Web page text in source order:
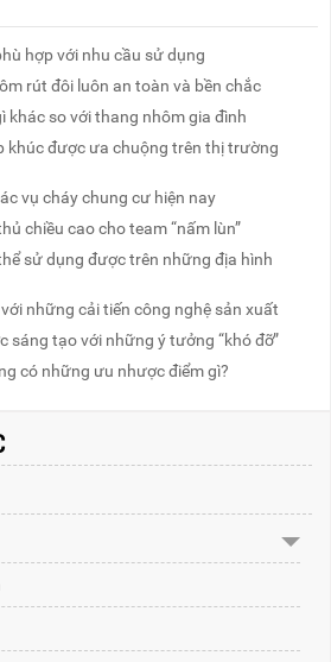
hợp với nhu cầu sử dụng
rút đôi luôn an toàn và bền chắc
khác so với thang nhôm gia đình
khúc được ưa chuộng trên thị trường
vụ cháy chung cư hiện nay
chiều cao cho team “nấm lùn”
sử dụng được trên những địa hình
những cải tiến công nghệ sản xuất
sáng tạo với những ý tưởng “khó đỡ”
có những ưu nhược điểm gì?